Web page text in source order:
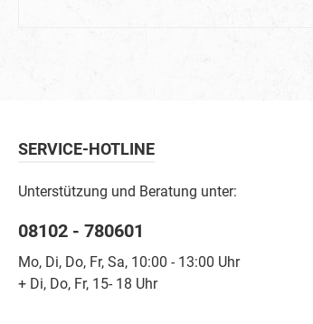
SERVICE-HOTLINE
Unterstützung und Beratung unter:
08102 - 780601
Mo, Di, Do, Fr, Sa, 10:00 - 13:00 Uhr
+ Di, Do, Fr, 15- 18 Uhr